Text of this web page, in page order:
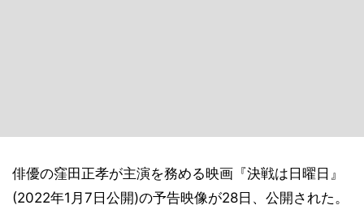
俳優の窪田正孝が主演を務める映画『決戦は日曜日』
(2022年1月7日公開)の予告映像が28日、公開された。